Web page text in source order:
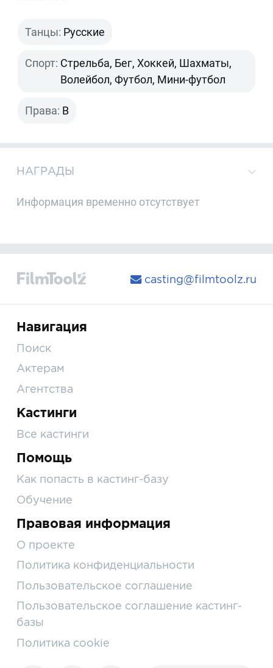
Танцы: Русские
Спорт: Стрельба, Бег, Хоккей, Шахматы,
Волейбол, Футбол, Мини-футбол
Права: B
НАГРАДЫ
Информация временно отсутствует
casting@filmtoolz.ru
Навигация
Поиск
Актерам
Агентства
Кастинги
Все кастинги
Помощь
Как попасть в кастинг-базу
Обучение
Правовая информация
О проекте
Политика конфиденциальности
Пользовательское соглашение
Пользовательское соглашение кастинг-
базы
Политика cookie